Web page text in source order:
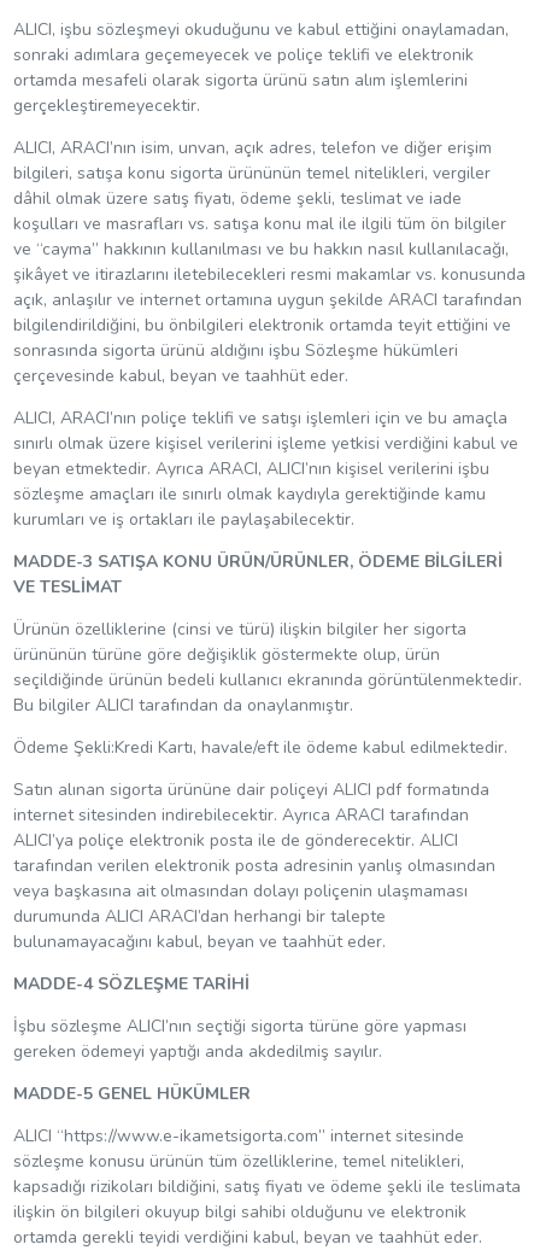
ALICI, işbu sözleşmeyi okuduğunu ve kabul ettiğini onaylamadan,
sonraki adımlara geçemeyecek ve poliçe teklifi ve elektronik
ortamda mesafeli olarak sigorta ürünü satın alım işlemlerini
gerçekleştiremeyecektir.
ALICI, ARACI’nın isim, unvan, açık adres, telefon ve diğer erişim
bilgileri, satışa konu sigorta ürününün temel nitelikleri, vergiler
dâhil olmak üzere satış fiyatı, ödeme şekli, teslimat ve iade
koşulları ve masrafları vs. satışa konu mal ile ilgili tüm ön bilgiler
ve “cayma” hakkının kullanılması ve bu hakkın nasıl kullanılacağı,
şikâyet ve itirazlarını iletebilecekleri resmi makamlar vs. konusunda
açık, anlaşılır ve internet ortamına uygun şekilde ARACI tarafından
bilgilendirildiğini, bu önbilgileri elektronik ortamda teyit ettiğini ve
sonrasında sigorta ürünü aldığını işbu Sözleşme hükümleri
çerçevesinde kabul, beyan ve taahhüt eder.
ALICI, ARACI’nın poliçe teklifi ve satışı işlemleri için ve bu amaçla
sınırlı olmak üzere kişisel verilerini işleme yetkisi verdiğini kabul ve
beyan etmektedir. Ayrıca ARACI, ALICI’nın kişisel verilerini işbu
sözleşme amaçları ile sınırlı olmak kaydıyla gerektiğinde kamu
kurumları ve iş ortakları ile paylaşabilecektir.
MADDE-3 SATIŞA KONU ÜRÜN/ÜRÜNLER, ÖDEME BİLGİLERİ
VE TESLİMAT
Ürünün özelliklerine (cinsi ve türü) ilişkin bilgiler her sigorta
ürününün türüne göre değişiklik göstermekte olup, ürün
seçildiğinde ürünün bedeli kullanıcı ekranında görüntülenmektedir.
Bu bilgiler ALICI tarafından da onaylanmıştır.
Ödeme Şekli:Kredi Kartı, havale/eft ile ödeme kabul edilmektedir.
Satın alınan sigorta ürününe dair poliçeyi ALICI pdf formatında
internet sitesinden indirebilecektir. Ayrıca ARACI tarafından
ALICI’ya poliçe elektronik posta ile de gönderecektir. ALICI
tarafından verilen elektronik posta adresinin yanlış olmasından
veya başkasına ait olmasından dolayı poliçenin ulaşmaması
durumunda ALICI ARACI’dan herhangi bir talepte
bulunamayacağını kabul, beyan ve taahhüt eder.
MADDE-4 SÖZLEŞME TARİHİ
İşbu sözleşme ALICI’nın seçtiği sigorta türüne göre yapması
gereken ödemeyi yaptığı anda akdedilmiş sayılır.
MADDE-5 GENEL HÜKÜMLER
ALICI “https://www.e-ikametsigorta.com” internet sitesinde
sözleşme konusu ürünün tüm özelliklerine, temel nitelikleri,
kapsadığı rizikoları bildiğini, satış fiyatı ve ödeme şekli ile teslimata
ilişkin ön bilgileri okuyup bilgi sahibi olduğunu ve elektronik
ortamda gerekli teyidi verdiğini kabul, beyan ve taahhüt eder.